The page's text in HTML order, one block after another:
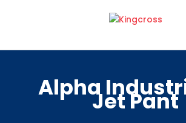
AlphaJet Pant